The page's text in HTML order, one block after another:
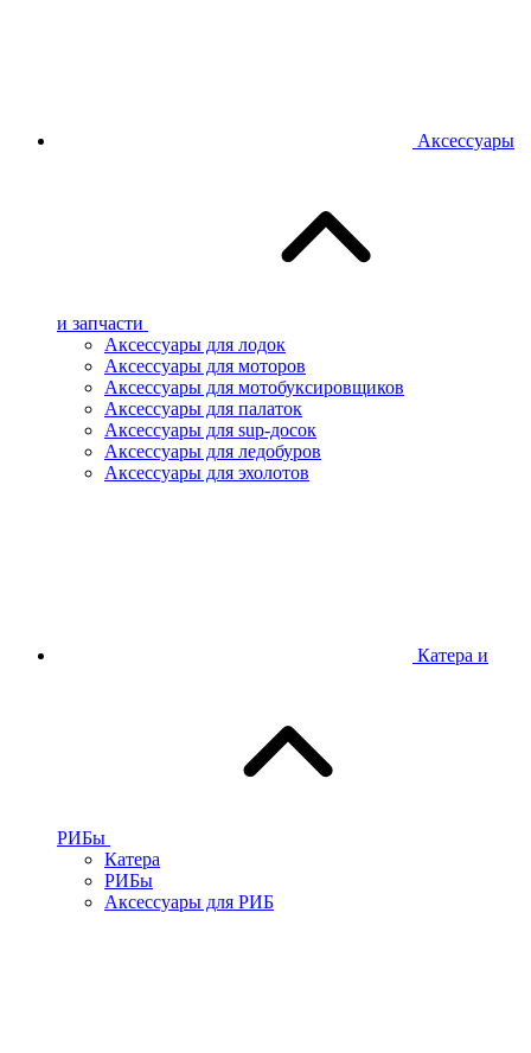
Аксессуары
и запчасти
Аксессуары для лодок
Аксессуары для моторов
Аксессуары для мотобуксировщиков
Аксессуары для палаток
Аксессуары для sup-досок
Аксессуары для ледобуров
Аксессуары для эхолотов
Катера и
РИБы
Катера
РИБы
Аксессуары для РИБ